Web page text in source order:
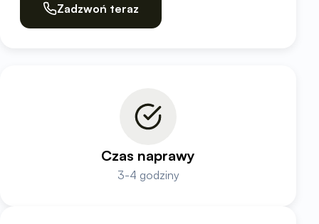
Zadzwoń teraz
Czas naprawy
3-4 godziny